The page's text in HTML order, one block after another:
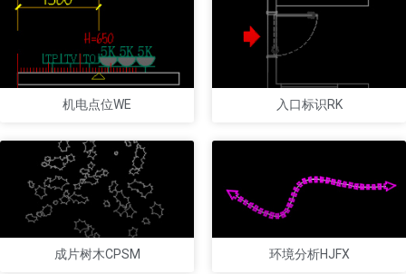
机电点位WE 入口标识RK
成片树木CPSM 环境分析HJFX